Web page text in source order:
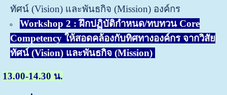
ทัศน์ (Vision) และพันธกิจ (Mission) องค์กร
Workshop 2 : ฝึกปฏิบัติกำหนด/ทบทวน Core
Competency ให้สอดคล้องกับทิศทางองค์กร จากวิสัย
ทัศน์ (Vision) และพันธกิจ (Mission)
13.00-14.30 น.